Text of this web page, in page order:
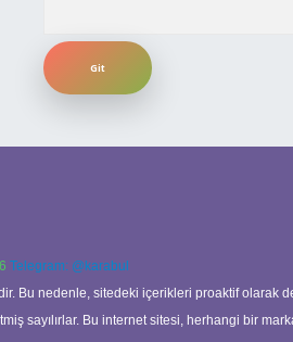
Telegram: @karabul
Bu nedenle, sitedeki içerikleri proaktif olarak
sayılırlar. Bu internet sitesi, herhangi bir